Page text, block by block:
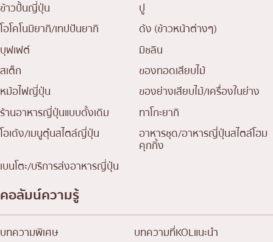
ข้าวปั้นญี่ปุ่น
ปู
โอโคโนมิยากิ/เทปปันยากิ
ด้ง (ข้าวหน้าต่างๆ)
บุฟเฟต์
มิชลิน
สเต็ก
ของทอดเสียบไม้
หม้อไฟญี่ปุ่น
ของย่างเสียบไม้/เครื่องในย่าง
ร้านอาหารญี่ปุ่นแบบดั้งเดิม
ทาโกะยากิ
โอเด้ง/เมนูตุ๋นสไตล์ญี่ปุ่น
อาหารชุด/อาหารญี่ปุ่นสไตล์โฮม
คุกกิ้ง
เบนโตะ/บริการส่งอาหารญี่ปุ่น
คอลัมน์ความรู้
บทความพิเศษ บทความที่KOLแนะนำ